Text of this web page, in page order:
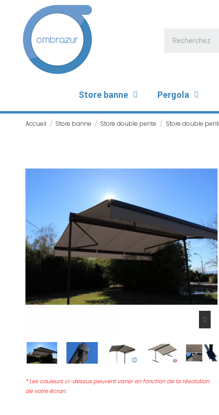
Store banne Pergola
Accueil Store banne Store double pente Store double
* Les couleurs ci-dessus peuvent varier en fonction de la résolution
de votre écran.